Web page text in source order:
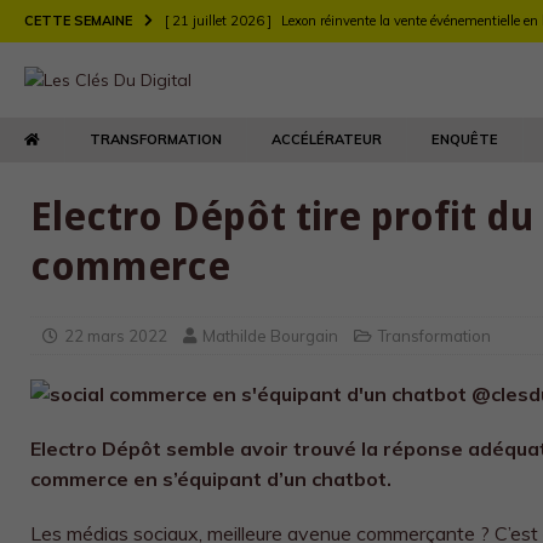
CETTE SEMAINE [ 21 juillet 2026 ] Lexon réinvente la vente événementielle en
TRANSFORMATION
[ 21 juillet 2026 ] Le retour produit : un enjeu de relation
[ 21 juillet 2026 ]
TRANSFORMATION ACCÉLÉRATEUR ENQUÊTE
Electro Dépôt tire profit du
commerce
22 mars 2022 Mathilde Bourgain Transformation
Electro Dépôt semble avoir trouvé la réponse
commerce en s’équipant d’un chatbot.
Les médias sociaux, meilleure avenue commerçante ?